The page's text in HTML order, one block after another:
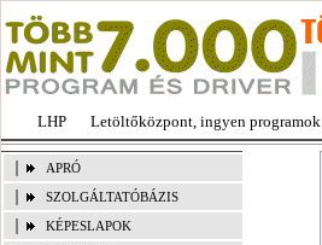
LHP Letöltőközpont, ingyen programok
APRÓ
SZOLGÁLTATÓBÁZIS
KÉPESLAPOK